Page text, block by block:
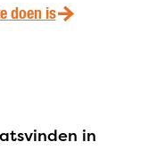
doen is
in